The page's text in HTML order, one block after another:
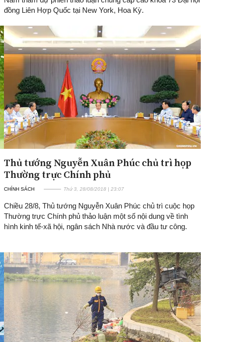
đồng Liên Hợp Quốc tại New York, Hoa Kỳ.
Thủ tướng Nguyễn Xuân Phúc chủ trì họp
Thường trực Chính phủ
CHÍNH SÁCH Thứ 3, 28/08/2018 | 23:07
Chiều 28/8, Thủ tướng Nguyễn Xuân Phúc chủ trì cuộc họp
Thường trực Chính phủ thảo luận một số nội dung về tình
hình kinh tế-xã hội, ngân sách Nhà nước và đầu tư công.